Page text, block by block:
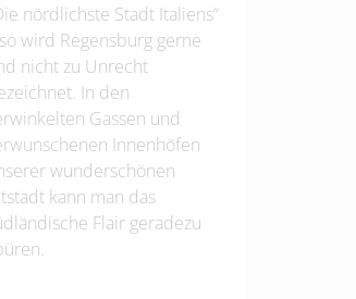
nördlichste Stadt Italiens“
wird Regensburg gerne
nicht zu Unrecht
In den
Gassen und
Innenhöfen
wunderschönen
kann man das
Flair geradezu